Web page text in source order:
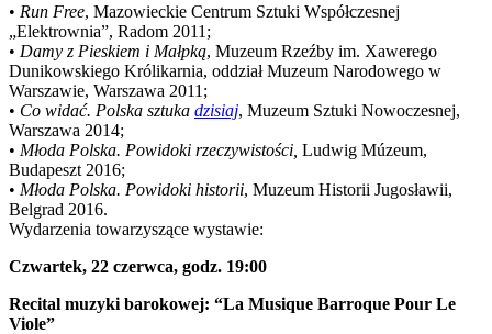
• Run Free, Mazowieckie Centrum Sztuki Współczesnej
„Elektrownia”, Radom 2011;
• Damy z Pieskiem i Małpką, Muzeum Rzeźby im. Xawerego
Dunikowskiego Królikarnia, oddział Muzeum Narodowego w
Warszawie, Warszawa 2011;
• Co widać. Polska sztuka dzisiaj, Muzeum Sztuki Nowoczesnej,
Warszawa 2014;
• Młoda Polska. Powidoki rzeczywistości, Ludwig Múzeum,
Budapeszt 2016;
• Młoda Polska. Powidoki historii, Muzeum Historii Jugosławii,
Belgrad 2016.
Wydarzenia towarzyszące wystawie:
Czwartek, 22 czerwca, godz. 19:00
Recital muzyki barokowej: “La Musique Barroque Pour Le
Viole”